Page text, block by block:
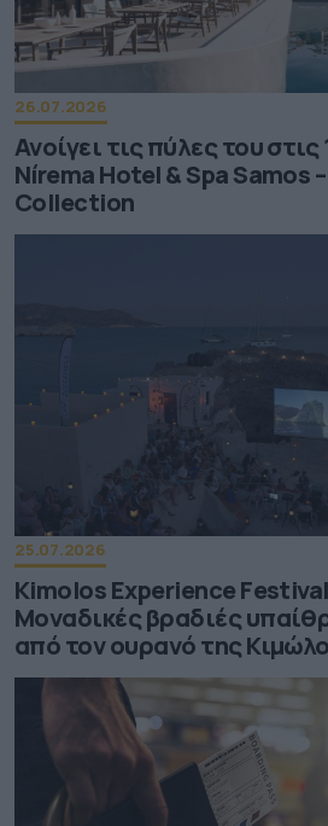
26.07.2026
Ανοίγει τις πύλες του
Nírema Hotel & Spa Samos
Collection
25.07.2026
Kimolos Experience
Μοναδικές βραδιές
από τον ουρανό της